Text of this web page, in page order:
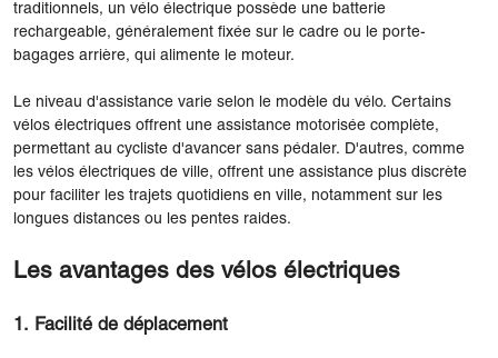
traditionnels, un vélo électrique possède une batterie
rechargeable, généralement fixée sur le cadre ou le porte-
bagages arrière, qui alimente le moteur.
Le niveau d'assistance varie selon le modèle du vélo. Certains
vélos électriques offrent une assistance motorisée complète,
permettant au cycliste d'avancer sans pédaler. D'autres, comme
les vélos électriques de ville, offrent une assistance plus discrète
pour faciliter les trajets quotidiens en ville, notamment sur les
longues distances ou les pentes raides.
Les avantages des vélos électriques
1. Facilité de déplacement